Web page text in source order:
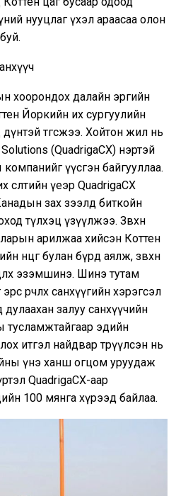
нууцлаг үхэл араасаа олон
хоорондох далайн эргийн
Йоркийн их сургуулийн
төгсжээ. Хойтон жил нь
(QuadrigaCX) нэртэй
үүсгэн байгууллаа.
өсөлтийн үеэр QuadrigaCX
зах зээлд биткойн
түлхэц үзүүлжээ. Зөвхөн
арилжаа хийсэн Коттен
өнцөг булан бүрд аялж, зөвхөн
эзэмшинэ. Шинэ тутам
өөрчлөх санхүүгийн хэрэгсэл
залуу санхүүчийн
тусламжтайгаар эдийн
итгэл найдвар төрүүлсэн нь
үнэ ханш огцом уруудаж
QuadrigaCX-аар
100 мянга хүрээд байлаа.